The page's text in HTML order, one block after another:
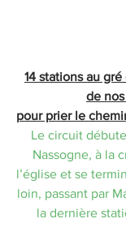
14 stations au
de
pour prier le
Le circuit
Nassogne, à la
l’église et se
loin, passant par
la dernière